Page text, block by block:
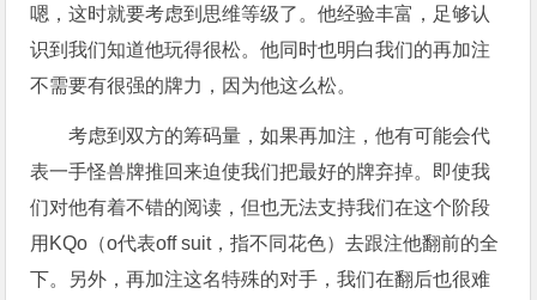
嗯，这时就要考虑到思维等级了。他经验丰富，足够认
识到我们知道他玩得很松。他同时也明白我们的再加注
不需要有很强的牌力，因为他这么松。
考虑到双方的筹码量，如果再加注，他有可能会代
表一手怪兽牌推回来迫使我们把最好的牌弃掉。即使我
们对他有着不错的阅读，但也无法支持我们在这个阶段
用KQo（o代表off suit，指不同花色）去跟注他翻前的全
下。另外，再加注这名特殊的对手，我们在翻后也很难